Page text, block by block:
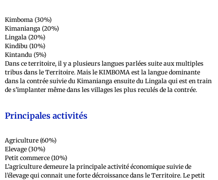
Kimboma (30%)
Kimanianga (20%)
Lingala (20%)
Kindibu (10%)
Kintandu (5%)
Dans ce territoire, il y a plusieurs langues parlées suite aux multiples
tribus dans le Territoire. Mais le KIMBOMA est la langue dominante
dans la contrée suivie du Kimanianga ensuite du Lingala qui est en train
de s’implanter même dans les villages les plus reculés de la contrée.
Principales activités
Agriculture (60%)
Elevage (30%)
Petit commerce (10%)
L’agriculture demeure la principale activité économique suivie de
l’élevage qui connait une forte décroissance dans le Territoire. Le petit